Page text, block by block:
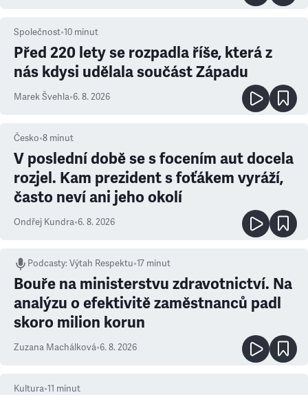
Společnost•10 minut
Před 220 lety se rozpadla říše, která z
nás kdysi udělala součást Západu
Marek Švehla•6. 8. 2026
Česko•8 minut
V poslední době se s focením aut docela
rozjel. Kam prezident s foťákem vyráží,
často neví ani jeho okolí
Ondřej Kundra•6. 8. 2026
Podcasty:Výtah Respektu•17 minut
Bouře na ministerstvu zdravotnictví. Na
analýzu o efektivitě zaměstnanců padl
skoro milion korun
Zuzana Machálková•6. 8. 2026
Kultura•11 minut